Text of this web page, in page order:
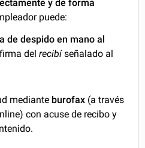
y de forma
puede:
de despido en mano al
delrecibíseñalado al
mediante burofax (a través
con acuse de recibo y